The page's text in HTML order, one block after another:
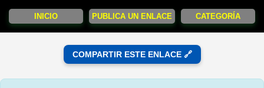
INICIO PUBLICA UN ENLACE CATEGORÍA
COMPARTIR ESTE ENLACE 🔗